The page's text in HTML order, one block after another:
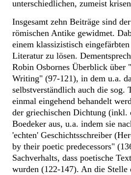
unterschiedlichen, zumeist
Insgesamt zehn Beiträge sind
römischen Antike gewidmet.
einem klassizistisch
Literatur zu lösen.
Robin Osbornes Überblick über
Writing" (97-121), in dem u.a.
selbstverständlich auch die
einmal eingehend behandelt
der griechischen Dichtung (inkl.
Boedeker aus, u.a. indem sie
'echten' Geschichtsschreiber
by their poetic predecessors"
Sachverhalts, dass poetische
wurden (122-147). An die